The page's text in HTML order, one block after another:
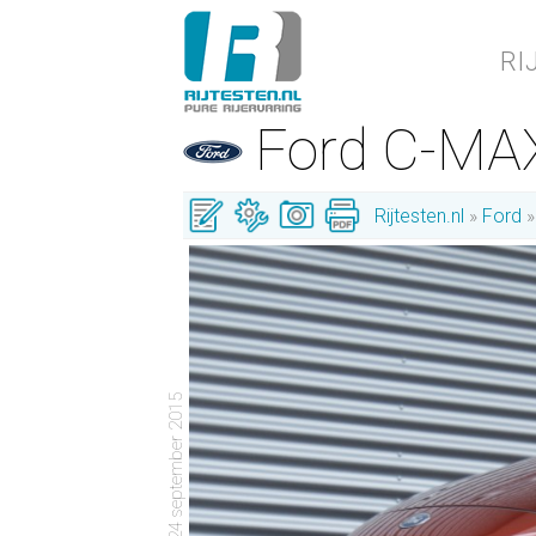
Ford C-
Rijtesten.nl Ford
- 24 september 2015